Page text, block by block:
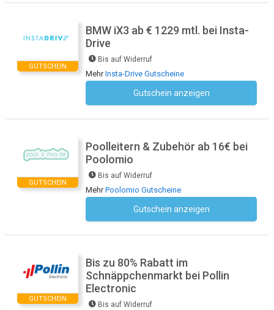
GUTSCHEIN
BMW iX3 ab € 1229 mtl. bei Insta-
Drive
Bis auf Widerruf
MehrInsta-Drive Gutscheine
Gutschein anzeigen
GUTSCHEIN
Poolleitern & Zubehör ab 16€ bei
Poolomio
Bis auf Widerruf
MehrPoolomio Gutscheine
Gutschein anzeigen
GUTSCHEIN
Bis zu 80% Rabatt im
Schnäppchenmarkt bei Pollin
Electronic
Bis auf Widerruf